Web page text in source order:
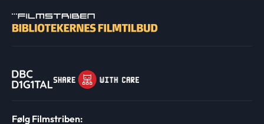
Følg Filmstriben: